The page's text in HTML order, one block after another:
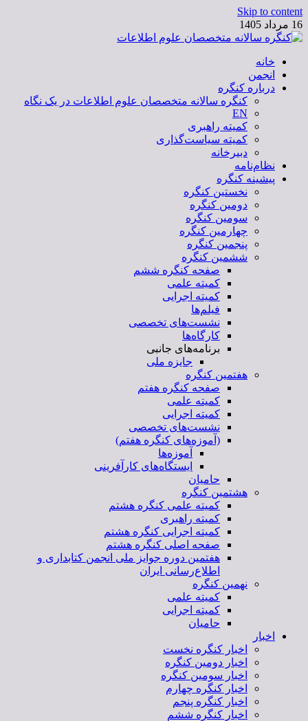
Skip to content
16 مرداد 1405
کنگره سالانه متخصصان علوم اطلاعات
خانه
انجمن
درباره کنگره
کنگره سالانه متخصصان علوم اطلاعات در یک نگاه
EN
کمیته راهبری
کمیته سیاست‌گذاری
دبیرخانه
نظام‌نامه
پیشینه کنگره
نخستین کنگره
دومین کنگره
سومین کنگره
چهارمین کنگره
پنجمین کنگره
ششمین کنگره
صفحه کنگره ششم
کمیته علمی
کمیته اجرایی
فیلم‌ها
نشست‌های تخصصی
کارگاه‌ها
برنامه‌های جانبی
جایزه ملی
هفتمین کنگره
صفحه کنگره هفتم
کمیته علمی
کمیته اجرایی
نشست‌های تخصصی
(آموزه‌های کنگره هفتم)
آموزه‌ها
ایستگاه‌های کارآفرینی
حامیان
هشتمین کنگره
کمیته علمی کنگره هشتم
کمیته راهبری
کمیته اجرایی کنگره هشتم
صفحه اصلی کنگره هشتم
هفتمین دوره جوایز ملی انجمن کتابداری و
اطلاع‌رسانی ایران
نهمین کنگره
کمیته علمی
کمیته اجرایی
حامیان
اخبار
اخبار کنگره نخست
اخبار دومین کنگره
اخبار سومین کنگره
اخبار کنگره چهارم
اخبار کنگره پنجم
اخبار کنگره ششم